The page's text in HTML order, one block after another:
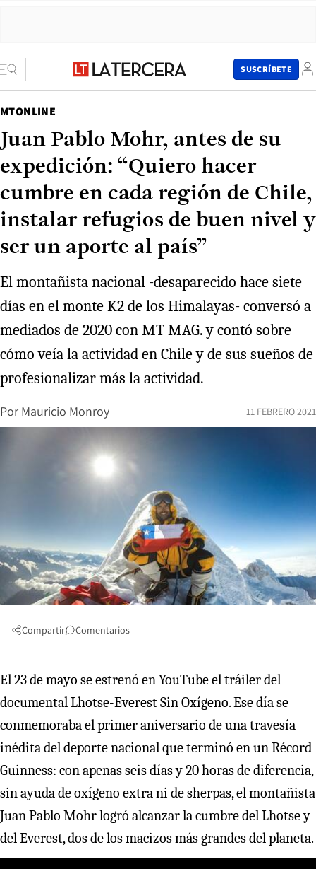
SUSCRÍBETE
MTONLINE
Juan Pablo Mohr, antes de su
expedición: “Quiero hacer
cumbre en cada región de Chile,
instalar refugios de buen nivel y
ser un aporte al país”
El montañista nacional -desaparecido hace siete
días en el monte K2 de los Himalayas- conversó a
mediados de 2020 con MT MAG. y contó sobre
cómo veía la actividad en Chile y de sus sueños de
profesionalizar más la actividad.
Por Mauricio Monroy 11 FEBRERO 2021
Compartir Comentarios
El 23 de mayo se estrenó en YouTube el tráiler del
documental Lhotse-Everest Sin Oxígeno. Ese día se
conmemoraba el primer aniversario de una travesía
inédita del deporte nacional que terminó en un Récord
Guinness: con apenas seis días y 20 horas de diferencia,
sin ayuda de oxígeno extra ni de sherpas, el montañista
Juan Pablo Mohr logró alcanzar la cumbre del Lhotse y
del Everest, dos de los macizos más grandes del planeta.